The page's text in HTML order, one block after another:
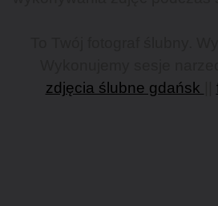
zdjęcia ślubne gdańsk